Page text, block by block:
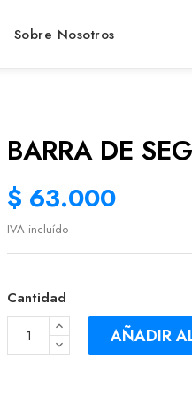
Sobre Nosotros
BARRA DE
$ 63.000
IVA incluído
Cantidad
AÑADIR